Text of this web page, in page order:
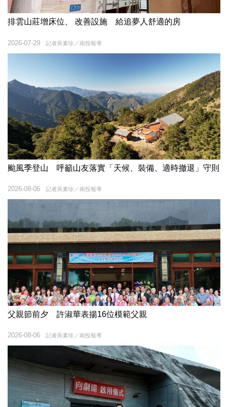
排雲山莊增床位、 改善設施 給追夢人舒適的房
記者吳素珍／南投報導
2026-07-29
颱風季登山 呼籲山友落實「天候、裝備、適時撤退」守則
記者吳素珍／南投報導
2026-08-06
父親節前夕 許淑華表揚16位模範父親
記者吳素珍／南投報導
2026-08-06